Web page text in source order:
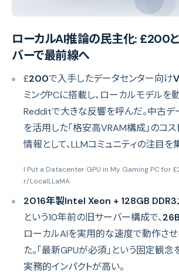
ローカルAI推論の民主化: £200
バーで最前線へ
£200で入手したデータセンター向け
ミングPCに搭載し、ローカルモデルを
Redditで大きな反響を呼んだ。中古デ
を活用した「格安高VRAM構成」のコ
情報として、LLMコミュニティの注目を
I Put a Datacenter GPU in My Gaming PC for
r/LocalLLaMA
2016年製Intel Xeon + 128GB DDR3
という10年前の旧サーバー構成で、
ローカルAIを実用的な速度で動作さ
た。「最新GPUが必須」という固定観
実務的インパクトが高い。